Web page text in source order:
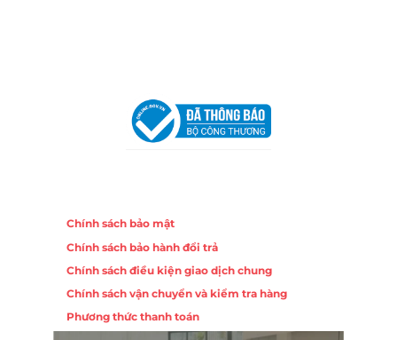
Chính sách bảo mật
Chính sách bảo hành đổi trả
Chính sách điều kiện giao dịch chung
Chính sách vận chuyển và kiểm tra hàng
Phương thức thanh toán